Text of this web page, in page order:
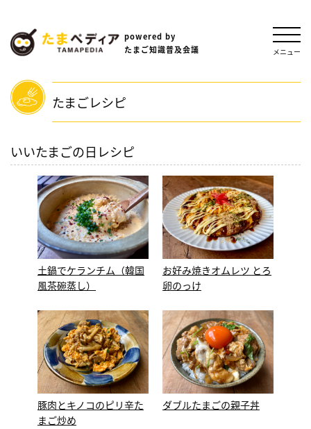
powered by
たまご知識普及会議
メニュー
たまごレシピ
いいたまごの日レシピ
土鍋でケランチム（韓国
風茶碗蒸し）
お好み焼きオムレツ とろ
卵のっけ
豚肉とキノコのピリ辛た
まご炒め
ダブルたまごの親子丼